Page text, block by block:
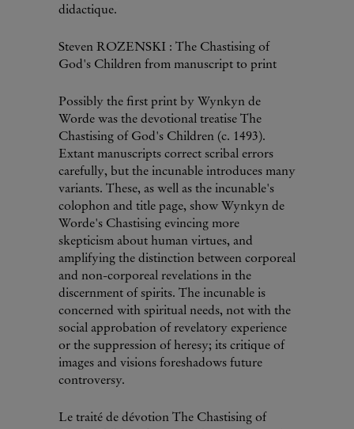
didactique.
Steven ROZENSKI : The Chastising of
God's Children from manuscript to print
Possibly the first print by Wynkyn de
Worde was the devotional treatise The
Chastising of God's Children (c. 1493).
Extant manuscripts correct scribal errors
carefully, but the incunable introduces many
variants. These, as well as the incunable's
colophon and title page, show Wynkyn de
Worde's Chastising evincing more
skepticism about human virtues, and
amplifying the distinction between corporeal
and non-corporeal revelations in the
discernment of spirits. The incunable is
concerned with spiritual needs, not with the
social approbation of revelatory experience
or the suppression of heresy; its critique of
images and visions foreshadows future
controversy.
Le traité de dévotion The Chastising of